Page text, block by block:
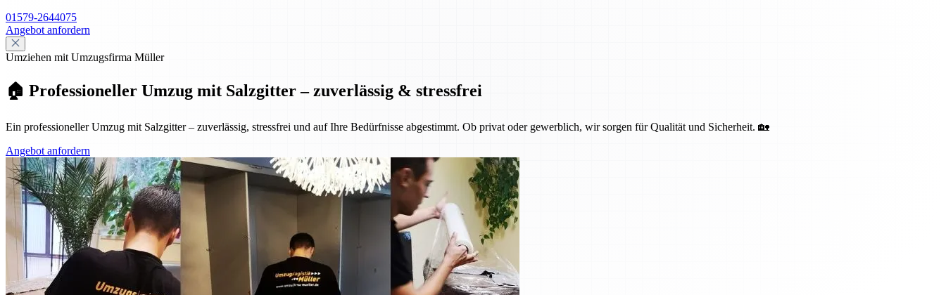
01579-2644075
Angebot anfordern
Umziehen mit Umzugsfirma Müller
🏠 Professioneller Umzug mit Salzgitter – zuverlässig & stressfrei
Ein professioneller Umzug mit Salzgitter – zuverlässig, stressfrei und auf Ihre Bedürfnisse abgestimmt. Ob privat oder gewerblich, wir sorgen für Qualität und Sicherheit. 🏡
Angebot anfordern